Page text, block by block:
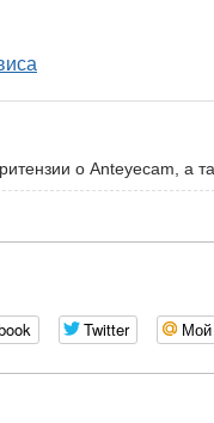
о Anteyecam, а
Twitter